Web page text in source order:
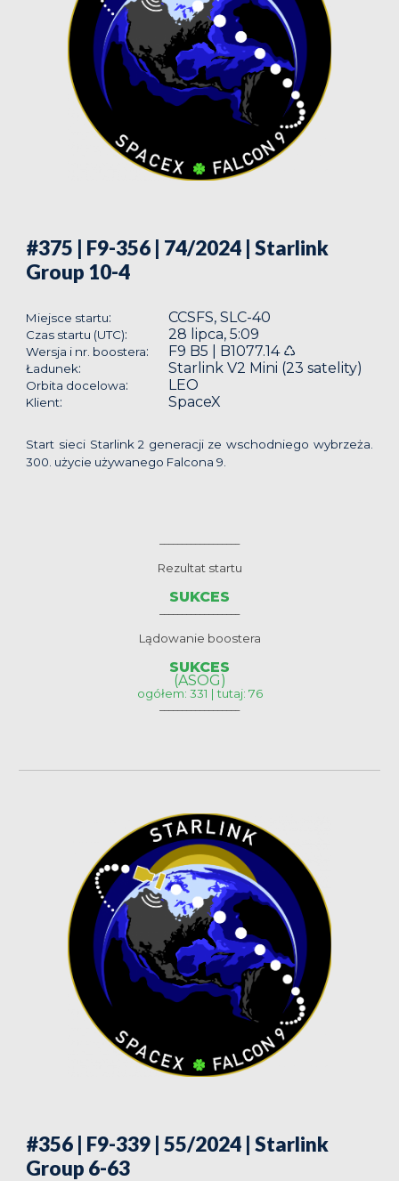
#375 | F9-356 | 74/2024 | Starlink
Group 10-4
Miejsce startu: CCSFS, SLC-40
Czas startu (UTC): 28 lipca, 5:09
Wersja i nr. boostera: F9 B5 | B1077.14 ♺
Ładunek: Starlink V2 Mini (23 satelity)
Orbita docelowa: LEO
Klient: SpaceX
Start sieci Starlink 2 generacji ze wschodniego wybrzeża.
300. użycie używanego Falcona 9.
Rezultat startu
SUKCES
Lądowanie boostera
SUKCES
(ASOG)
ogółem: 331 | tutaj: 76
#356 | F9-339 | 55/2024 | Starlink
Group 6-63